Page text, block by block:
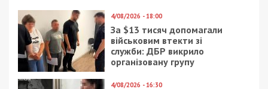
4/08/2026 - 18:00
За $13 тисяч допомагали
військовим втекти зі
служби: ДБР викрило
організовану групу
4/08/2026 - 16:30